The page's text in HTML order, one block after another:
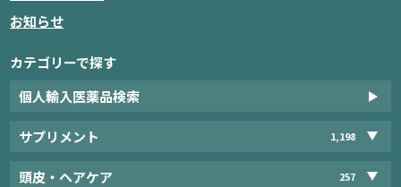
お知らせ
カテゴリーで探す
個人輸入医薬品検索
サプリメント 1,198
頭皮・ヘアケア 257